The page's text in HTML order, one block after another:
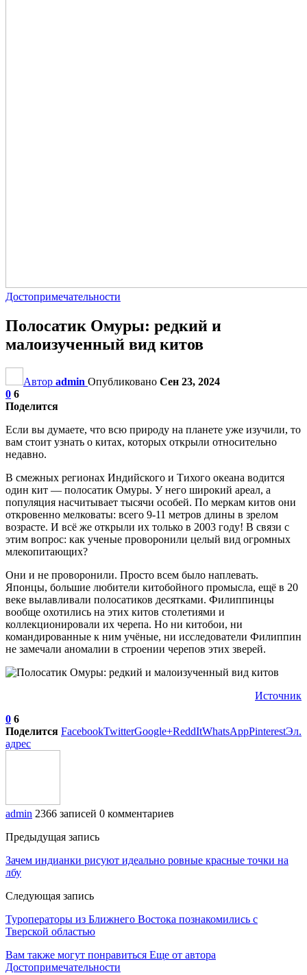
Достопримечательности
Полосатик Омуры: редкий и
малоизученный вид китов
Автор admin Опубликовано Сен 23, 2024
0 6
Поделится
Если вы думаете, что всю природу на планете уже изучили, то
вам стоит узнать о китах, которых открыли относительно
недавно.
В смежных регионах Индийского и Тихого океана водится
один кит — полосатик Омуры. У него широкий ареал, а
популяция насчитывает тысячи особей. По меркам китов они
откровенно мелковаты: всего 9-11 метров длины в зрелом
возрасте. И всё же открыли их только в 2003 году! В связи с
этим вопрос: как ученые проворонили целый вид огромных
млекопитающих?
Они и не проворонили. Просто всем было наплевать.
Японцы, большие любители китобойного промысла, ещё в 20
веке вылавливали полосатиков десятками. Филиппинцы
вообще охотились на этих китов столетиями и
коллекционировали их черепа. Но ни китобои, ни
командированные к ним учёные, ни исследователи Филиппин
не замечали аномалии в строении черепов этих зверей.
Источник
0 6
Поделится FacebookTwitterGoogle+ReddItWhatsAppPinterestЭл.
адрес
admin 2366 записей 0 комментариев
Предыдущая запись
Зачем индианки рисуют идеально ровные красные точки на
лбу
Следующая запись
Туроператоры из Ближнего Востока познакомились с
Тверской областью
Вам также могут понравиться Еще от автора
Достопримечательности